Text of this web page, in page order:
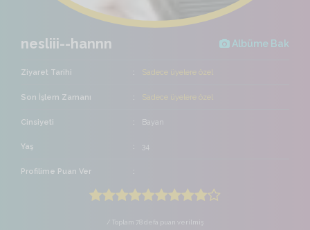
nesliii--hannn Albüme Bak
Ziyaret Tarihi Sadece üyelere özel
Son İşlem Zamanı Sadece üyelere özel
Cinsiyeti Bayan
Yaş 34
Profilime Puan Ver
/ Toplam 78 defa puan verilmiş